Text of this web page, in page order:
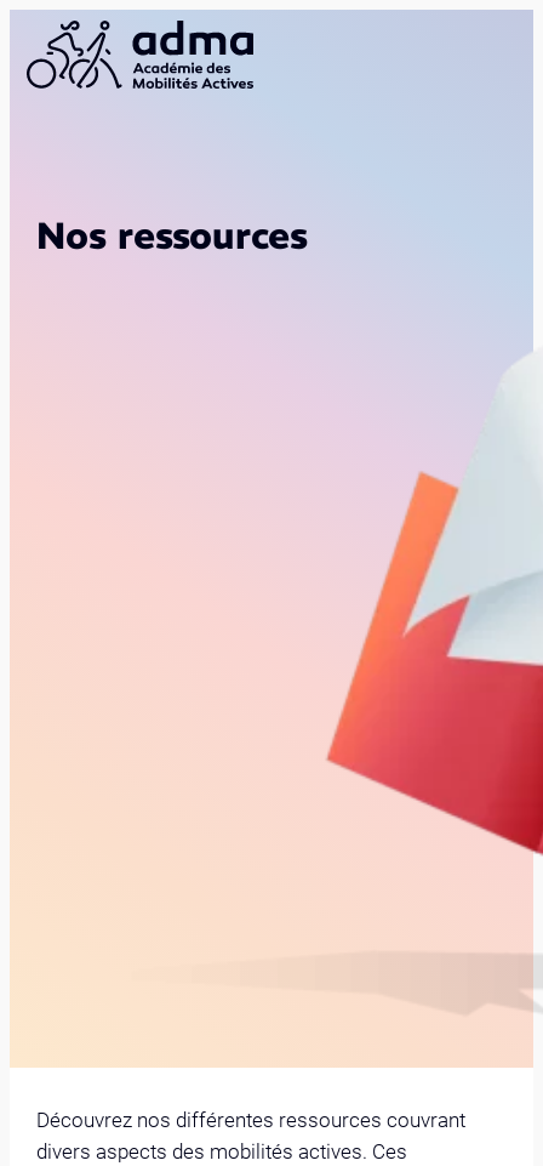
Nos ressources
Découvrez nos différentes ressources couvrant
divers aspects des mobilités actives. Ces